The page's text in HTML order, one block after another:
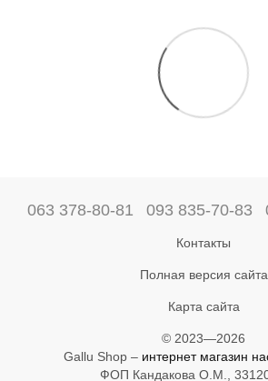
063 378-80-81 093 835-70-83
Контакты
Полная версия сайта
Карта сайта
© 2023—2026
Gallu Shop – интернет магазин
ФОП Кандакова О.М.,